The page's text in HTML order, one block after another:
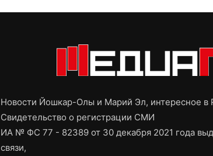
Новости Йошкар-Олы и Марий Эл, интересное
Свидетельство о регистрации СМИ
ИА № ФС 77 - 82389 от 30 декабря 2021 года
связи,